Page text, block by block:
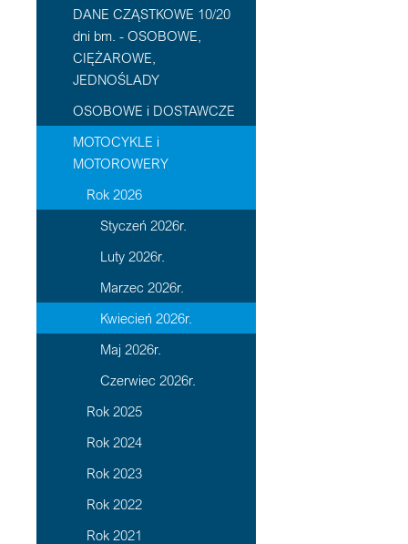
DANE CZĄSTKOWE 10/20
dni bm. - OSOBOWE,
CIĘŻAROWE,
JEDNOŚLADY
OSOBOWE i DOSTAWCZE
MOTOCYKLE i
MOTOROWERY
Rok 2026
Styczeń 2026r.
Luty 2026r.
Marzec 2026r.
Kwiecień 2026r.
Maj 2026r.
Czerwiec 2026r.
Rok 2025
Rok 2024
Rok 2023
Rok 2022
Rok 2021